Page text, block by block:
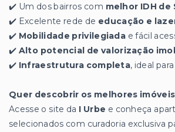
✔️ Um dos bairros com melhor IDH de
✔️ Excelente rede de educação e
✔️ Mobilidade privilegiada e fácil
✔️ Alto potencial de valorização
✔️ Infraestrutura completa, ideal
Quer descobrir os melhores
Acesse o site da I Urbe e conheça
selecionados com curadoria exclusiva